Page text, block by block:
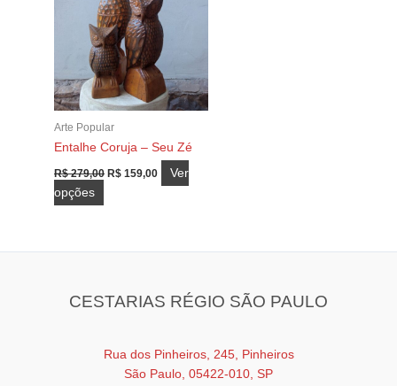
do
produto
Arte Popular
Entalhe Coruja – Seu Zé
R$279,00 OR$ 159,00O
preço
Ver
opções
várias
opções
ser
escolhidas
CESTARIAS RÉGIO SÃO PAULO
Rua dos Pinheiros, 245, Pinheiros
São Paulo, 05422-010, SP